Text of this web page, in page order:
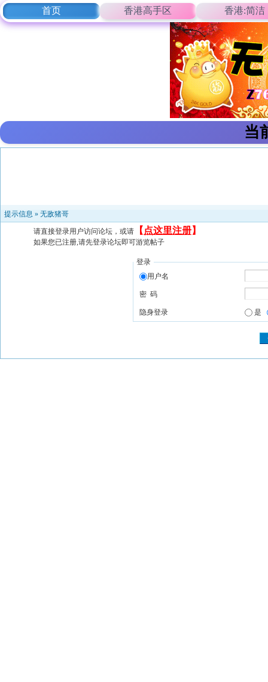
首页 香港高手区 香港:简洁
当
提示信息 » 无敌猪哥
请直接登录用户访问论坛，或请 【 点这里注册】
如果您已注册,请先登录论坛即可游览帖子
登录
用户名
密 码
隐身登录 是